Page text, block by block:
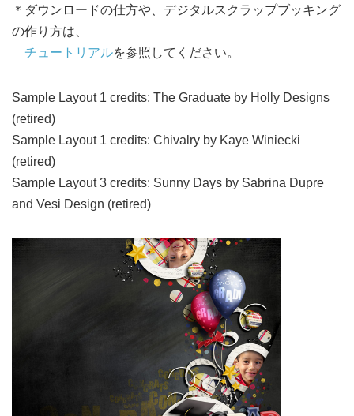
＊ダウンロードの仕方や、デジタルスクラップブッキング
の作り方は、
チュートリアルを参照してください。
Sample Layout 1 credits: The Graduate by Holly Designs
(retired)
Sample Layout 1 credits: Chivalry by Kaye Winiecki
(retired)
Sample Layout 3 credits: Sunny Days by Sabrina Dupre
and Vesi Design (retired)